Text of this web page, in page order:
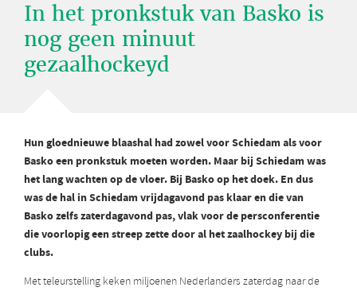
In het pronkstuk van Basko is
nog geen minuut
gezaalhockeyd
Hun gloednieuwe blaashal had zowel voor Schiedam als voor
Basko een pronkstuk moeten worden. Maar bij Schiedam was
het lang wachten op de vloer. Bij Basko op het doek. En dus
was de hal in Schiedam vrijdagavond pas klaar en die van
Basko zelfs zaterdagavond pas, vlak voor de persconferentie
die voorlopig een streep zette door al het zaalhockey bij die
clubs.
Met teleurstelling keken miljoenen Nederlanders zaterdag naar de